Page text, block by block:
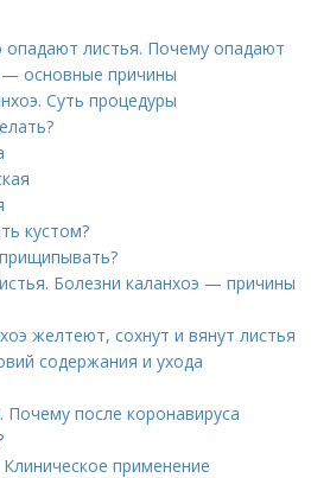
опадают листья. Почему опадают
— основные причины
Суть процедуры
кустом?
Болезни каланхоэ — причины
желтеют, сохнут и вянут листья
содержания и ухода
Почему после коронавируса
применение